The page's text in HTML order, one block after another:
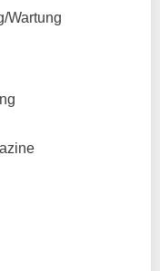
Wartung